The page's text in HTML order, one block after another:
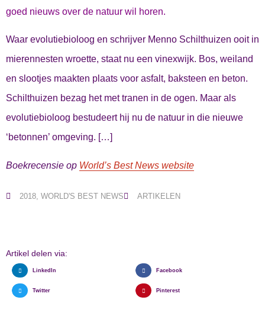
goed nieuws over de natuur wil horen.
Waar evolutiebioloog en schrijver Menno Schilthuizen ooit in
mierennesten wroette, staat nu een vinexwijk. Bos, weiland
en slootjes maakten plaats voor asfalt, baksteen en beton.
Schilthuizen bezag het met tranen in de ogen. Maar als
evolutiebioloog bestudeert hij nu de natuur in die nieuwe
‘betonnen’ omgeving. […]
Boekrecensie op World’s Best News website
2018, WORLD'S BEST NEWS ARTIKELEN
Artikel delen via:
LinkedIn Facebook
Twitter Pinterest